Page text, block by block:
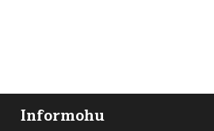
Informohu